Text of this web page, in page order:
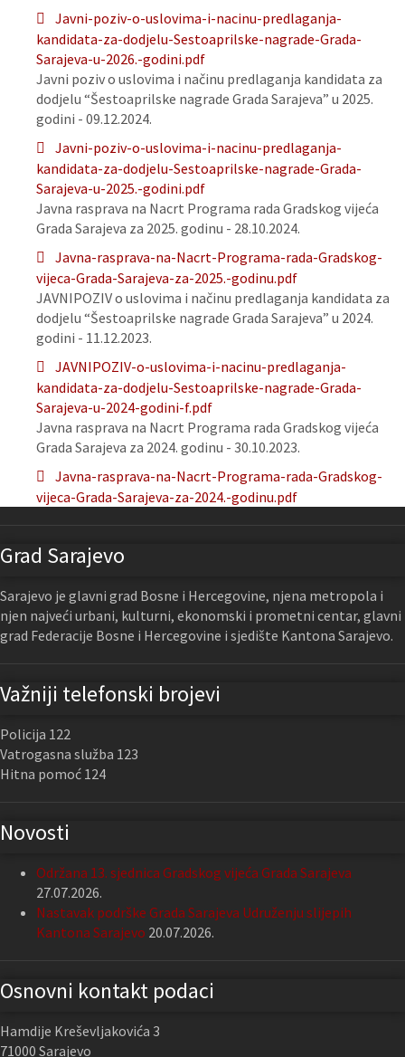
Javni-poziv-o-uslovima-i-nacinu-predlaganja-
kandidata-za-dodjelu-Sestoaprilske-nagrade-Grada-
Sarajeva-u-2026.-godini.pdf
Javni poziv o uslovima i načinu predlaganja kandidata za
dodjelu “Šestoaprilske nagrade Grada Sarajeva” u 2025.
godini - 09.12.2024.
Javni-poziv-o-uslovima-i-nacinu-predlaganja-
kandidata-za-dodjelu-Sestoaprilske-nagrade-Grada-
Sarajeva-u-2025.-godini.pdf
Javna rasprava na Nacrt Programa rada Gradskog vijeća
Grada Sarajeva za 2025. godinu - 28.10.2024.
Javna-rasprava-na-Nacrt-Programa-rada-Gradskog-
vijeca-Grada-Sarajeva-za-2025.-godinu.pdf
JAVNIPOZIV o uslovima i načinu predlaganja kandidata za
dodjelu “Šestoaprilske nagrade Grada Sarajeva” u 2024.
godini - 11.12.2023.
JAVNIPOZIV-o-uslovima-i-nacinu-predlaganja-
kandidata-za-dodjelu-Sestoaprilske-nagrade-Grada-
Sarajeva-u-2024-godini-f.pdf
Javna rasprava na Nacrt Programa rada Gradskog vijeća
Grada Sarajeva za 2024. godinu - 30.10.2023.
Javna-rasprava-na-Nacrt-Programa-rada-Gradskog-
vijeca-Grada-Sarajeva-za-2024.-godinu.pdf
Grad Sarajevo
Sarajevo je glavni grad Bosne i Hercegovine, njena metropola i
njen najveći urbani, kulturni, ekonomski i prometni centar, glavni
grad Federacije Bosne i Hercegovine i sjedište Kantona Sarajevo.
Važniji telefonski brojevi
Policija 122
Vatrogasna služba 123
Hitna pomoć 124
Novosti
Održana 13. sjednica Gradskog vijeća Grada Sarajeva
27.07.2026.
Nastavak podrške Grada Sarajeva Udruženju slijepih
Kantona Sarajevo 20.07.2026.
Osnovni kontakt podaci
Hamdije Kreševljakovića 3
71000 Sarajevo